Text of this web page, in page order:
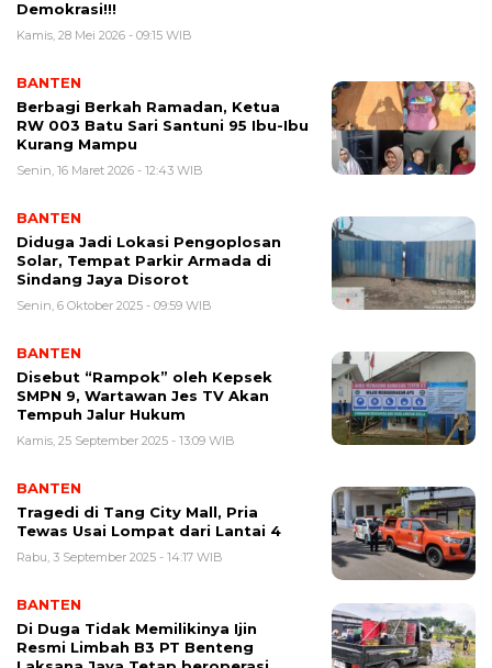
Demokrasi!!!
Kamis, 28 Mei 2026 - 09:15 WIB
BANTEN
Berbagi Berkah Ramadan, Ketua
RW 003 Batu Sari Santuni 95 Ibu-Ibu
Kurang Mampu
Senin, 16 Maret 2026 - 12:43 WIB
BANTEN
Diduga Jadi Lokasi Pengoplosan
Solar, Tempat Parkir Armada di
Sindang Jaya Disorot
Senin, 6 Oktober 2025 - 09:59 WIB
BANTEN
Disebut “Rampok” oleh Kepsek
SMPN 9, Wartawan Jes TV Akan
Tempuh Jalur Hukum
Kamis, 25 September 2025 - 13:09 WIB
BANTEN
Tragedi di Tang City Mall, Pria
Tewas Usai Lompat dari Lantai 4
Rabu, 3 September 2025 - 14:17 WIB
BANTEN
Di Duga Tidak Memilikinya Ijin
Resmi Limbah B3 PT Benteng